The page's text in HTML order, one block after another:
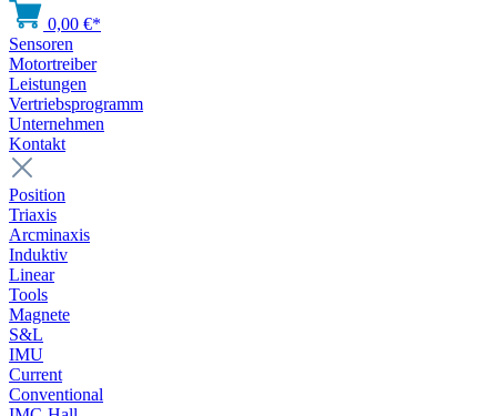
0,00 €*
Sensoren
Motortreiber
Leistungen
Vertriebsprogramm
Unternehmen
Kontakt
Position
Triaxis
Arcminaxis
Induktiv
Linear
Tools
Magnete
S&L
IMU
Current
Conventional